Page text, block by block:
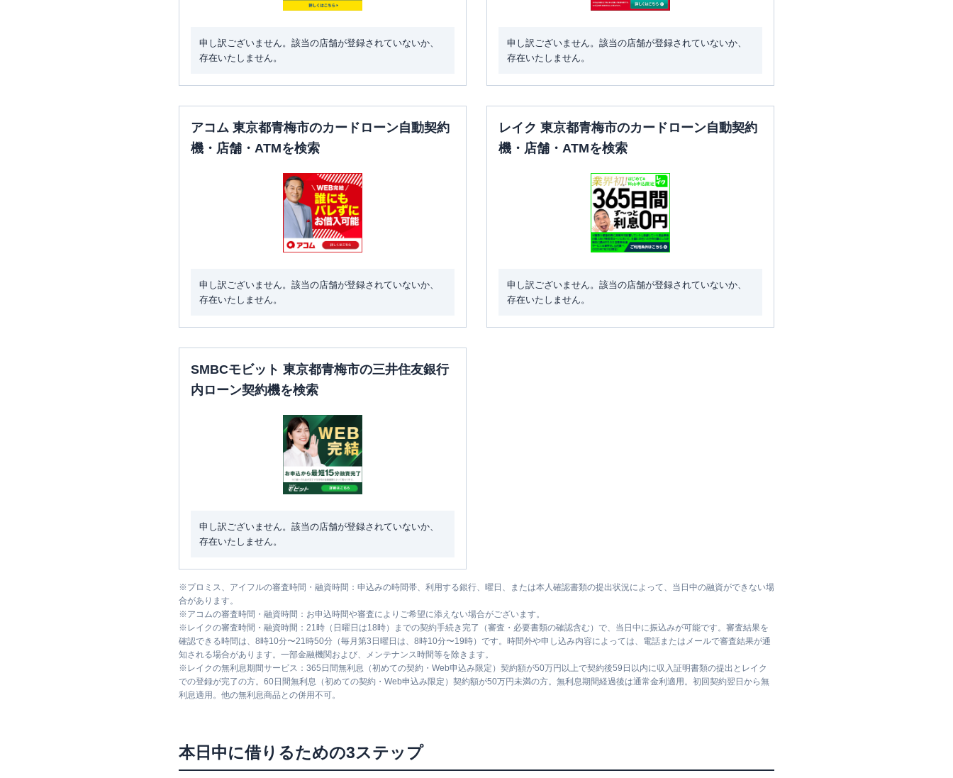
申し訳ございません。該当の店舗が登録されていないか、
存在いたしません。
申し訳ございません。該当の店舗が登録されていないか、
存在いたしません。
アコム 東京都青梅市のカードローン自動契約
機・店舗・ATMを検索
申し訳ございません。該当の店舗が登録されていないか、
存在いたしません。
レイク 東京都青梅市のカードローン自動契約
機・店舗・ATMを検索
申し訳ございません。該当の店舗が登録されていないか、
存在いたしません。
SMBCモビット 東京都青梅市の三井住友銀行
内ローン契約機を検索
申し訳ございません。該当の店舗が登録されていないか、
存在いたしません。
※プロミス、アイフルの審査時間・融資時間：申込みの時間帯、利用する銀行、曜日、または本人確認書類の提出状況によって、当日中の融資ができない場
合があります。
※アコムの審査時間・融資時間：お申込時間や審査によりご希望に添えない場合がございます。
※ レイクの審査時間・融資時間：21時（日曜日は18時）までの契約手続き完了（審査・必要書類の確認含む）で、当日中に振込みが可能です。審査結果を
確認できる時間は、8時10分〜21時50分（毎月第3日曜日は、8時10分〜19時）です。時間外や申し込み内容によっては、電話またはメールで審査結果が通
知される場合があります。一部金融機関および、メンテナンス時間等を除きます。
※ レイクの無利息期間サービス：365日間無利息（初めての契約・Web申込み限定）契約額が50万円以上で契約後59日以内に収入証明書類の提出とレイク
での登録が完了の方。60日間無利息（初めての契約・Web申込み限定）契約額が50万円未満の方。無利息期間経過後は通常金利適用。初回契約翌日から無
利息適用。他の無利息商品との併用不可。
本日中に借りるための3ステップ